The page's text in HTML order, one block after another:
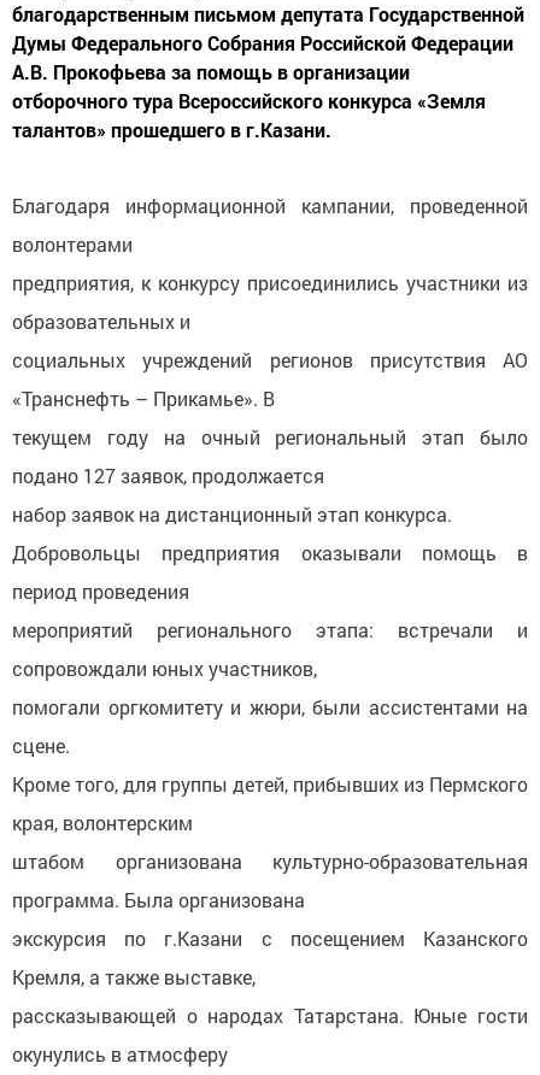
благодарственным письмом депутата Государственной
Думы Федерального Собрания Российской Федерации
А.В. Прокофьева за помощь в организации
отборочного тура Всероссийского конкурса «Земля
талантов» прошедшего в г.Казани.
Благодаря информационной кампании, проведенной
волонтерами
предприятия, к конкурсу присоединились участники из
образовательных и
социальных учреждений регионов присутствия АО
«Транснефть – Прикамье». В
текущем году на очный региональный этап было
подано 127 заявок, продолжается
набор заявок на дистанционный этап конкурса.
Добровольцы предприятия оказывали помощь в
период проведения
мероприятий регионального этапа: встречали и
сопровождали юных участников,
помогали оргкомитету и жюри, были ассистентами на
сцене.
Кроме того, для группы детей, прибывших из Пермского
края, волонтерским
штабом организована культурно-образовательная
программа. Была организована
экскурсия по г.Казани с посещением Казанского
Кремля, а также выставке,
рассказывающей о народах Татарстана. Юные гости
окунулись в атмосферу